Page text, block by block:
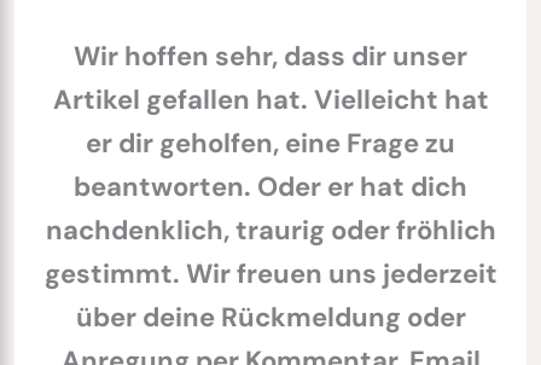
Wir hoffen sehr, dass dir unser
Artikel gefallen hat. Vielleicht hat
er dir geholfen, eine Frage zu
beantworten. Oder er hat dich
nachdenklich, traurig oder fröhlich
gestimmt. Wir freuen uns jederzeit
über deine Rückmeldung oder